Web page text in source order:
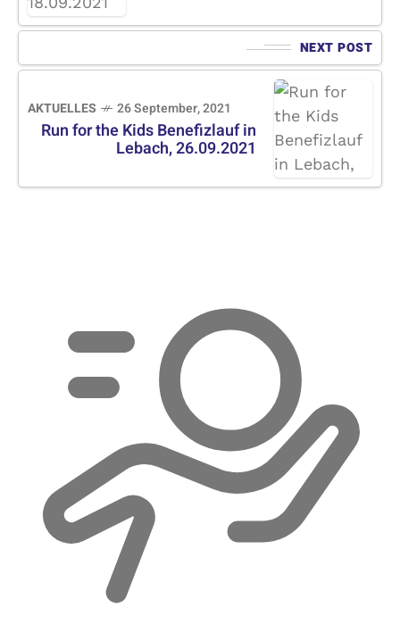
NEXT POST
AKTUELLES 26 September, 2021
Run for the Kids Benefizlauf in
Lebach, 26.09.2021